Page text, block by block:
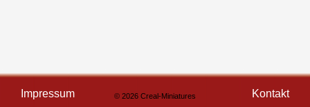
Impressum © 2026 Creal-Miniatures Kontakt